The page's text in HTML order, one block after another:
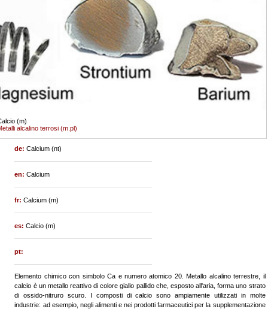
(m)
alcalino terrosi (m.pl)
de:Calcium (nt)
en:Calcium
fr:Calcium (m)
es:Calcio (m)
pt:
Elemento chimico con simbolo Ca e numero atomico 20. Metallo alcalino terrestre, il
calcio è un metallo reattivo di colore giallo pallido che, esposto all'aria, forma uno strato
di ossido-nitruro scuro. I composti di calcio sono ampiamente utilizzati in molte
industrie: ad esempio, negli alimenti e nei prodotti farmaceutici per la supplementazione